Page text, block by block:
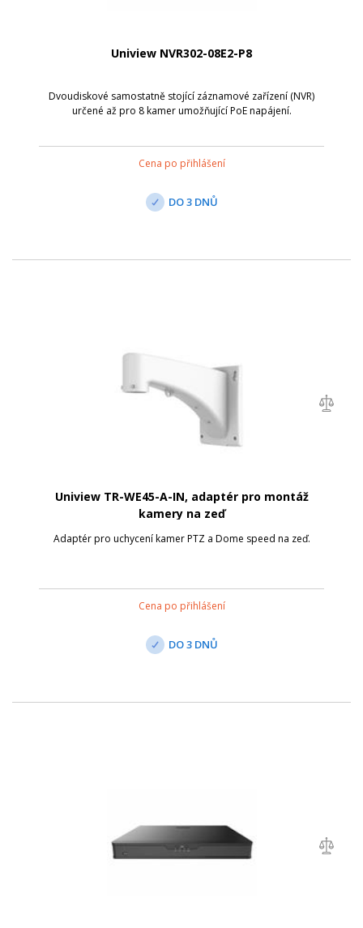
Uniview NVR302-08E2-P8
Dvoudiskové samostatně stojící záznamové zařízení (NVR)
určené až pro 8 kamer umožňující PoE napájení.
Cena po přihlášení
DO 3 DNŮ
Uniview TR-WE45-A-IN, adaptér pro montáž
kamery na zeď
Adaptér pro uchycení kamer PTZ a Dome speed na zeď.
Cena po přihlášení
DO 3 DNŮ